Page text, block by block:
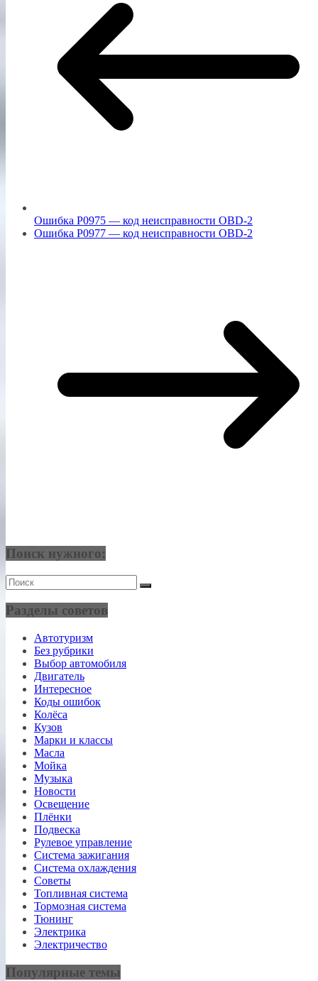
Ошибка P0975 — код неисправности OBD-2
Ошибка P0977 — код неисправности OBD-2
Поиск нужного:
Разделы советов
Автотуризм
Без рубрики
Выбор автомобиля
Двигатель
Интересное
Коды ошибок
Колёса
Кузов
Марки и классы
Масла
Мойка
Музыка
Новости
Освещение
Плёнки
Подвеска
Рулевое управление
Система зажигания
Система охлаждения
Советы
Топливная система
Тормозная система
Тюнинг
Электрика
Электричество
Популярные темы